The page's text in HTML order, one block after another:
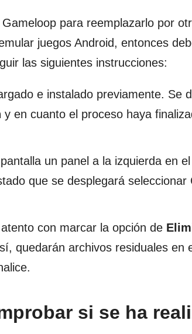
para reemplazarlo por
juegos Android, entonces
las siguientes instrucciones:
e instalado previamente. Se
y en cuanto el proceso haya
un panel a la izquierda en
que se desplegará
con marcar la opción de
quedarán archivos residuales en
si se ha